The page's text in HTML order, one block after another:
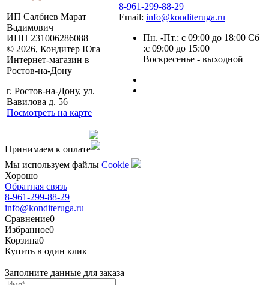
ИП Салбиев Марат
Вадимович
ИНН 231006286088
© 2026, Кондитер Юга
Интернет-магазин в
Ростов-на-Дону
г. Ростов-на-Дону, ул.
Вавилова д. 56
Посмотреть на карте
8-961-299-88-29
Email: info@konditeruga.ru
Пн. -Пт.: с 09:00 до 18:00 Сб
:с 09:00 до 15:00
Воскресенье - выходной
Принимаем к оплате
Мы используем файлы Сookie
Хорошо
Обратная связь
8-961-299-88-29
info@konditeruga.ru
Сравнение0
Избранное0
Корзина0
Купить в один клик
Заполните данные для заказа